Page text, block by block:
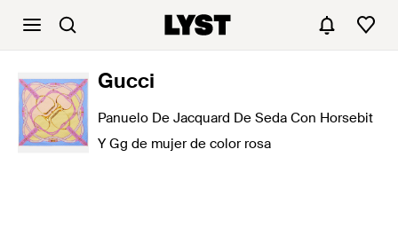
Gucci
Panuelo De Jacquard De Seda Con Horsebit
Y Gg de mujer de color rosa